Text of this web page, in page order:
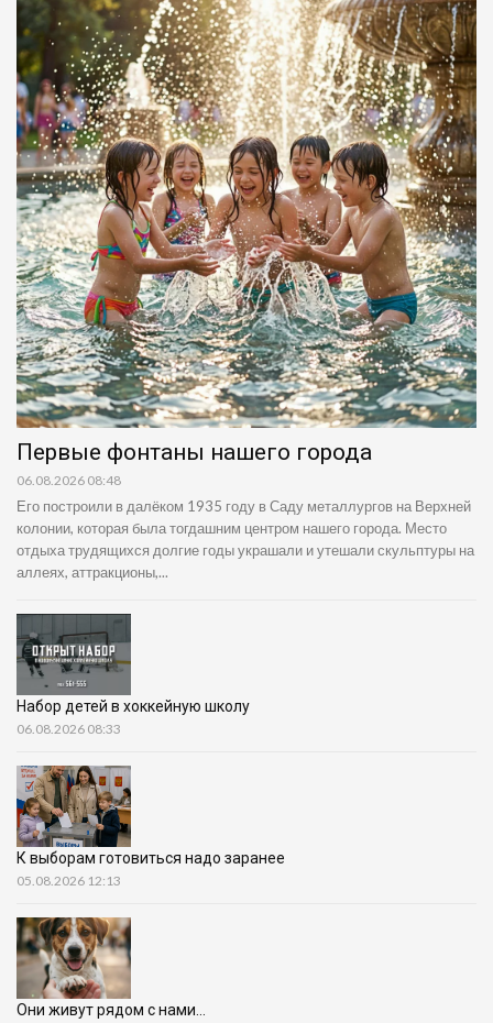
Первые фонтаны нашего города
06.08.2026 08:48
Его построили в далёком 1935 году в Саду металлургов на Верхней
колонии, которая была тогдашним центром нашего города. Место
отдыха трудящихся долгие годы украшали и утешали скульптуры на
аллеях, аттракционы,...
Набор детей в хоккейную школу
06.08.2026 08:33
К выборам готовиться надо заранее
05.08.2026 12:13
Они живут рядом с нами…